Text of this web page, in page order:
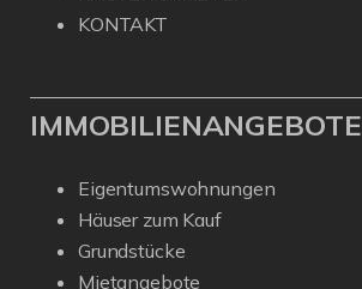
KONTAKT
IMMOBILIENANGEBOTE
Eigentumswohnungen
Häuser zum Kauf
Grundstücke
Mietangebote